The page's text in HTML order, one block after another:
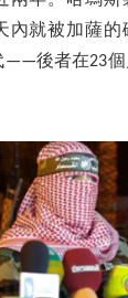
內就被加薩的
——後者在23個